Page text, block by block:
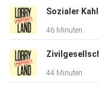
Sozialer
46 Minuten
44 Minuten